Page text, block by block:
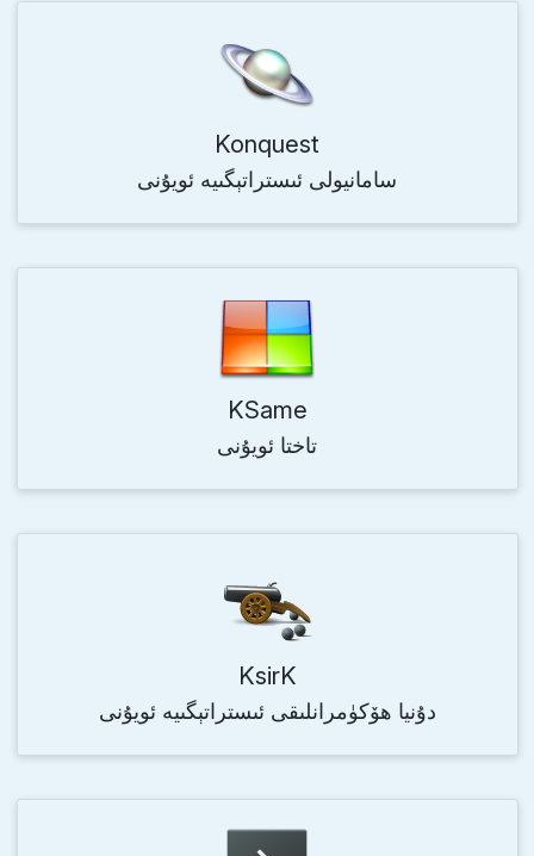
Konquest
سامانيولى ئىستراتېگىيە ئويۇنى
KSame
تاختا ئويۇنى
KsirK
دۇنيا ھۆكۈمرانلىقى ئىستراتېگىيە ئويۇنى